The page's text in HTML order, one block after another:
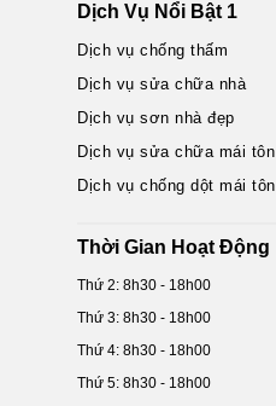
Dịch Vụ Nổi Bật 1
Dịch vụ chống thấm
Dịch vụ sửa chữa nhà
Dịch vụ sơn nhà đẹp
Dịch vụ sửa chữa mái tôn
Dịch vụ chống dột mái tôn
Thời Gian Hoạt Động
Thứ 2: 8h30 - 18h00
Thứ 3: 8h30 - 18h00
Thứ 4: 8h30 - 18h00
Thứ 5: 8h30 - 18h00